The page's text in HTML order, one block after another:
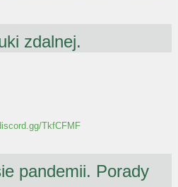
zdalnej.
TkfCFMF
pandemii. Porady